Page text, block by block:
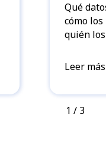
m
ó
v
l
Qué
cómo los
quién
Leer más
1 / 3